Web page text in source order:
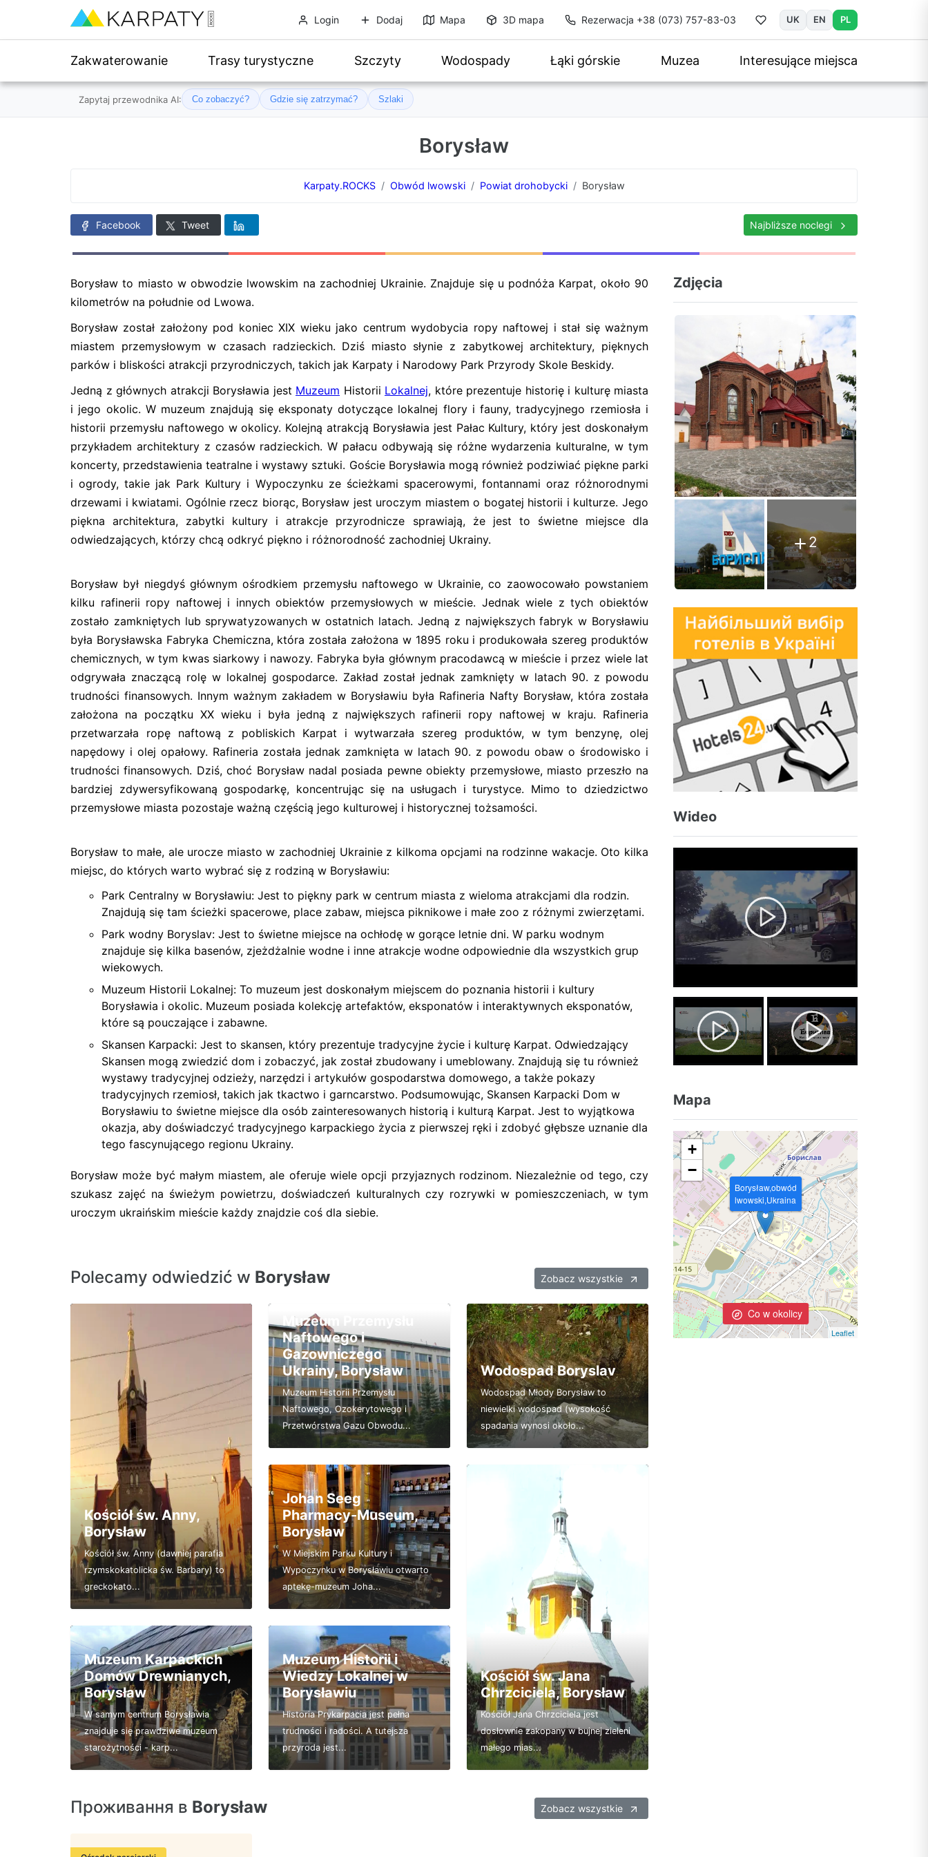
Login Dodaj Mapa 3D mapa Rezerwacja +38 (073) 757-83-03 UK EN PL
Zakwaterowanie Trasy turystyczne Szczyty Wodospady Łąki górskie Muzea Interesujące miejsca
Zapytaj przewodnika AI: Co zobaczyć? Gdzie się zatrzymać? Szlaki
Borysław
Karpaty.ROCKS Obwód lwowski Powiat drohobycki Borysław
Facebook Tweet Najbliższe noclegi
Borysław to miasto w obwodzie lwowskim na zachodniej Ukrainie. Znajduje się u podnóża Karpat, około 90
kilometrów na południe od Lwowa.
Borysław został założony pod koniec XIX wieku jako centrum wydobycia ropy naftowej i stał się ważnym
miastem przemysłowym w czasach radzieckich. Dziś miasto słynie z zabytkowej architektury, pięknych
parków i bliskości atrakcji przyrodniczych, takich jak Karpaty i Narodowy Park Przyrody Skole Beskidy.
Jedną z głównych atrakcji Borysławia jest Muzeum Historii Lokalnej, które prezentuje historię i kulturę miasta
i jego okolic. W muzeum znajdują się eksponaty dotyczące lokalnej flory i fauny, tradycyjnego rzemiosła i
historii przemysłu naftowego w okolicy. Kolejną atrakcją Borysławia jest Pałac Kultury, który jest doskonałym
przykładem architektury z czasów radzieckich. W pałacu odbywają się różne wydarzenia kulturalne, w tym
koncerty, przedstawienia teatralne i wystawy sztuki. Goście Borysławia mogą również podziwiać piękne parki
i ogrody, takie jak Park Kultury i Wypoczynku ze ścieżkami spacerowymi, fontannami oraz różnorodnymi
drzewami i kwiatami. Ogólnie rzecz biorąc, Borysław jest uroczym miastem o bogatej historii i kulturze. Jego
piękna architektura, zabytki kultury i atrakcje przyrodnicze sprawiają, że jest to świetne miejsce dla
odwiedzających, którzy chcą odkryć piękno i różnorodność zachodniej Ukrainy.
Borysław był niegdyś głównym ośrodkiem przemysłu naftowego w Ukrainie, co zaowocowało powstaniem
kilku rafinerii ropy naftowej i innych obiektów przemysłowych w mieście. Jednak wiele z tych obiektów
zostało zamkniętych lub sprywatyzowanych w ostatnich latach. Jedną z największych fabryk w Borysławiu
była Borysławska Fabryka Chemiczna, która została założona w 1895 roku i produkowała szereg produktów
chemicznych, w tym kwas siarkowy i nawozy. Fabryka była głównym pracodawcą w mieście i przez wiele lat
odgrywała znaczącą rolę w lokalnej gospodarce. Zakład został jednak zamknięty w latach 90. z powodu
trudności finansowych. Innym ważnym zakładem w Borysławiu była Rafineria Nafty Borysław, która została
założona na początku XX wieku i była jedną z największych rafinerii ropy naftowej w kraju. Rafineria
przetwarzała ropę naftową z pobliskich Karpat i wytwarzała szereg produktów, w tym benzynę, olej
napędowy i olej opałowy. Rafineria została jednak zamknięta w latach 90. z powodu obaw o środowisko i
trudności finansowych. Dziś, choć Borysław nadal posiada pewne obiekty przemysłowe, miasto przeszło na
bardziej zdywersyfikowaną gospodarkę, koncentrując się na usługach i turystyce. Mimo to dziedzictwo
przemysłowe miasta pozostaje ważną częścią jego kulturowej i historycznej tożsamości.
Borysław to małe, ale urocze miasto w zachodniej Ukrainie z kilkoma opcjami na rodzinne wakacje. Oto kilka
miejsc, do których warto wybrać się z rodziną w Borysławiu:
Park Centralny w Borysławiu: Jest to piękny park w centrum miasta z wieloma atrakcjami dla rodzin.
Znajdują się tam ścieżki spacerowe, place zabaw, miejsca piknikowe i małe zoo z różnymi zwierzętami.
Park wodny Boryslav: Jest to świetne miejsce na ochłodę w gorące letnie dni. W parku wodnym
znajduje się kilka basenów, zjeżdżalnie wodne i inne atrakcje wodne odpowiednie dla wszystkich grup
wiekowych.
Muzeum Historii Lokalnej: To muzeum jest doskonałym miejscem do poznania historii i kultury
Borysławia i okolic. Muzeum posiada kolekcję artefaktów, eksponatów i interaktywnych eksponatów,
które są pouczające i zabawne.
Skansen Karpacki: Jest to skansen, który prezentuje tradycyjne życie i kulturę Karpat. Odwiedzający
Skansen mogą zwiedzić dom i zobaczyć, jak został zbudowany i umeblowany. Znajdują się tu również
wystawy tradycyjnej odzieży, narzędzi i artykułów gospodarstwa domowego, a także pokazy
tradycyjnych rzemiosł, takich jak tkactwo i garncarstwo. Podsumowując, Skansen Karpacki Dom w
Borysławiu to świetne miejsce dla osób zainteresowanych historią i kulturą Karpat. Jest to wyjątkowa
okazja, aby doświadczyć tradycyjnego karpackiego życia z pierwszej ręki i zdobyć głębsze uznanie dla
tego fascynującego regionu Ukrainy.
Borysław może być małym miastem, ale oferuje wiele opcji przyjaznych rodzinom. Niezależnie od tego, czy
szukasz zajęć na świeżym powietrzu, doświadczeń kulturalnych czy rozrywki w pomieszczeniach, w tym
uroczym ukraińskim mieście każdy znajdzie coś dla siebie.
Polecamy odwiedzić w Borysław Zobacz wszystkie
Kościół św. Anny,
Borysław
Kościół św. Anny (dawniej parafia
rzymskokatolicka św. Barbary) to
greckokato...
Muzeum Karpackich
Domów Drewnianych,
Borysław
W samym centrum Borysławia
znajduje się prawdziwe muzeum
starożytności - karp...
Muzeum Przemysłu
Naftowego i
Gazowniczego
Ukrainy, Borysław
Muzeum Historii Przemysłu
Naftowego, Ozokerytowego i
Przetwórstwa Gazu Obwodu...
Johan Seeg
Pharmacy-Museum,
Borysław
W Miejskim Parku Kultury i
Wypoczynku w Borysławiu otwarto
aptekę-muzeum Joha...
Muzeum Historii i
Wiedzy Lokalnej w
Borysławiu
Historia Prykarpacia jest pełna
trudności i radości. A tutejsza
przyroda jest...
Wodospad Boryslav
Wodospad Młody Borysław to
niewielki wodospad (wysokość
spadania wynosi około...
Kościół św. Jana
Chrzciciela, Borysław
Kościół Jana Chrzciciela jest
dosłownie zakopany w bujnej zieleni
małego mias...
Проживання в Borysław Zobacz wszystkie
Zdjęcia
2
Wideo
Mapa
Co w okolicy
Borysław,obwód
lwowski,Ukraina
+
−
Leaflet